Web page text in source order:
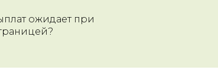
ожидает при